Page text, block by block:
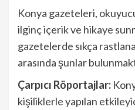
Konya gazeteleri,
ilginç içerik ve hikaye
gazetelerde sıkça
arasında şunlar
Çarpıcı Röportajlar:
kişiliklerle yapılan